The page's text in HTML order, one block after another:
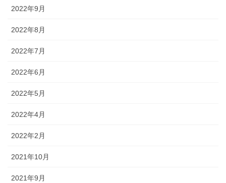
2022年9月
2022年8月
2022年7月
2022年6月
2022年5月
2022年4月
2022年2月
2021年10月
2021年9月